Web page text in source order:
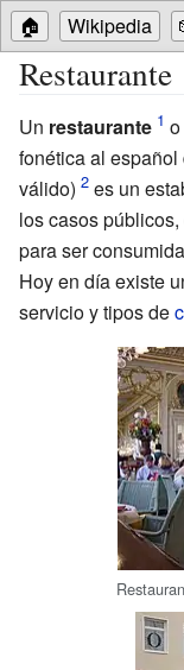
🏠 Wikipedia
Restaurante
Un restaurante o
fonética al
válido)
es un
los casos
para ser
Hoy en día existe
servicio y tipos de